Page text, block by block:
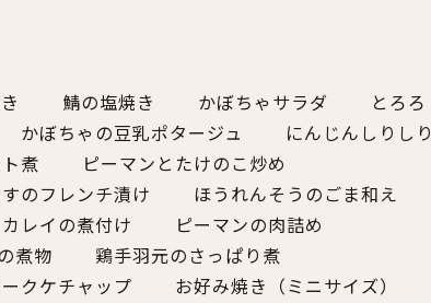
き 鯖の塩焼き かぼちゃサラダ
とろろ
かぼちゃの豆乳ポタージュ
にんじんしりしり
ト煮
ピーマンとたけのこ炒め
のフレンチ漬け
ほうれんそうのごま和え
カレイの煮付け
ピーマンの肉詰め
煮物
鶏手羽元のさっぱり煮
クケチャップ お好み焼き（ミニサイズ）